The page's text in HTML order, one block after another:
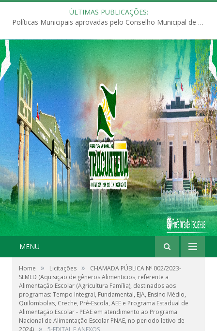
ÚLTIMAS PUBLICAÇÕES:
Políticas Municipais aprovadas pelo Conselho Municipal de Educação (CME)
MENU
Home » Licitações »
CHAMADA PÚBLICA Nº 002/2023-
SEMED (Aquisição de gêneros Alimenticios, referente a
Alimentação Escolar (Agricultura Família), destinados aos
programas: Tempo Integral, Fundamental, EJA, Ensino Médio,
Quilombolas, Creche, Pré-Escola, AEE e Programa Estadual de
Alimentação Escolar - PEAE em atendimento ao Programa
Nacional de Alimentação Escolar PNAE, no periodo letivo de
2024) » 5-EDITAL E ANEXOS